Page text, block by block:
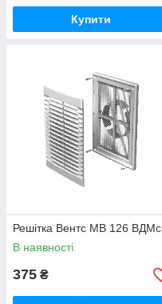
Купити
Решітка Вентс МВ 126 ВДМс
В наявності
375 ₴